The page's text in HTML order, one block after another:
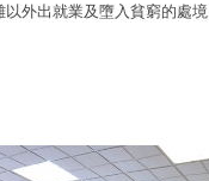
以外出就業及墮入貧窮的處